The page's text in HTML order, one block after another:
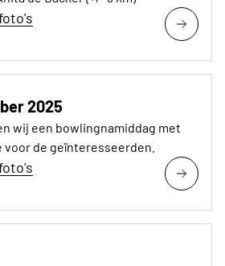
2025
wij een bowlingnamiddag met
de geïnteresseerden.